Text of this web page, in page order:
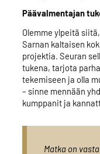
Päävalmentajan
Olemme ylpeitä
Sarnan kaltaisen
projektia. Seuran
tukena, tarjota
tekemiseen ja olla
– sinne mennään
kumppanit ja
Matka on